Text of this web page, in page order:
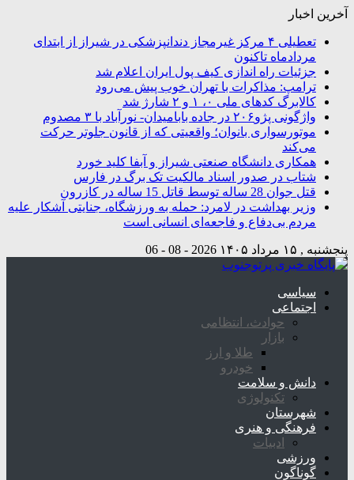
آخرین اخبار
تعطیلی ۴ مرکز غیرمجاز دندانپزشکی در شیراز از ابتدای
مردادماه تاکنون
جزئیات راه اندازی کیف پول ایران اعلام شد
ترامپ: مذاکرات با تهران خوب پیش می‌رود
کالابرگ کدهای ملی ۰، ۱ و ۲ شارژ شد
واژگونی پژو۲۰۶ در جاده بابامیدان- نورآباد با ۳ مصدوم
موتورسواری بانوان؛ واقعیتی که از قانون جلوتر حرکت
می‌کند
همکاری دانشگاه صنعتی شیراز و آبفا کلید خورد
شتاب در صدور اسناد مالکیت تک برگ در فارس
قتل جوان 28 ساله توسط قاتل 15 ساله در کازرون
وزیر بهداشت در لامرد: حمله به ورزشگاه، جنایتی آشکار علیه
مردم بی‌دفاع و فاجعه‌ای انسانی است
پنجشنبه , ۱۵ مرداد ۱۴۰۵ 2026 - 08 - 06
سیاسی
اجتماعی
حوادث، انتظامی
بازار
طلا و ارز
خودرو
دانش و سلامت
تکنولوژی
شهرستان
فرهنگی و هنری
ادبیات
ورزشی
گوناگون